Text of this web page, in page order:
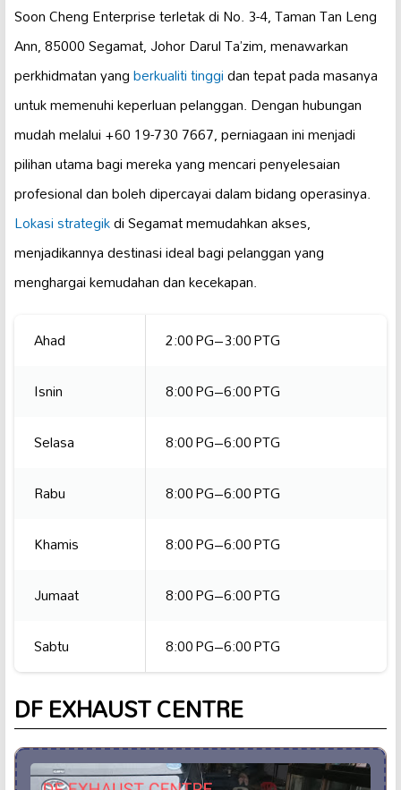
Soon Cheng Enterprise terletak di No. 3-4, Taman Tan Leng
Ann, 85000 Segamat, Johor Darul Ta’zim, menawarkan
perkhidmatan yangberkualiti tinggidan tepat pada masanya
untuk memenuhi keperluan pelanggan. Dengan hubungan
mudah melalui +60 19-730 7667, perniagaan ini menjadi
pilihan utama bagi mereka yang mencari penyelesaian
profesional dan boleh dipercayai dalam bidang operasinya.
Lokasi strategikdi Segamat memudahkan akses,
menjadikannya destinasi ideal bagi pelanggan yang
menghargai kemudahan dan kecekapan.
Ahad
2:00 PG–3:00 PTG
Isnin
8:00 PG–6:00 PTG
Selasa
8:00 PG–6:00 PTG
Rabu
8:00 PG–6:00 PTG
Khamis
8:00 PG–6:00 PTG
Jumaat
8:00 PG–6:00 PTG
Sabtu
8:00 PG–6:00 PTG
DF EXHAUST CENTRE